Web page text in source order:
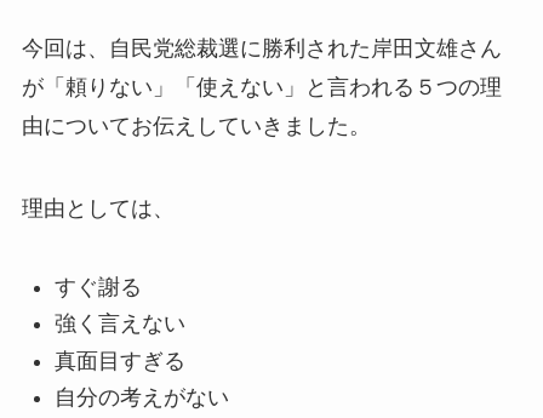
今回は、自民党総裁選に勝利された岸田文雄さん
が「頼りない」「使えない」と言われる５つの理
由についてお伝えしていきました。
理由としては、
すぐ謝る
強く言えない
真面目すぎる
自分の考えがない